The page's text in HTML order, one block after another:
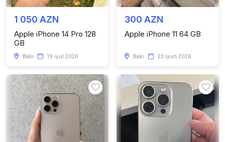
1 050 AZN
Apple iPhone 14 Pro 128
GB
Bakı 19 iyul 2026
300 AZN
Apple iPhone 11 64 GB
Bakı 23 iyun 2026